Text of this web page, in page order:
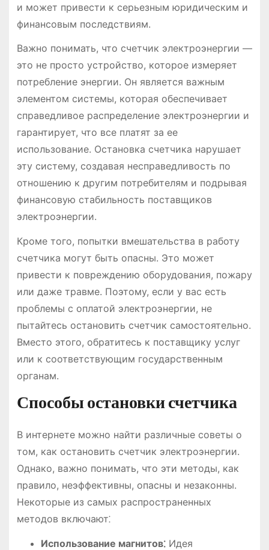
и может привести к серьезным юридическим и
финансовым последствиям.
Важно понимать, что счетчик электроэнергии ―
это не просто устройство, которое измеряет
потребление энергии. Он является важным
элементом системы, которая обеспечивает
справедливое распределение электроэнергии и
гарантирует, что все платят за ее
использование. Остановка счетчика нарушает
эту систему, создавая несправедливость по
отношению к другим потребителям и подрывая
финансовую стабильность поставщиков
электроэнергии.
Кроме того, попытки вмешательства в работу
счетчика могут быть опасны. Это может
привести к повреждению оборудования, пожару
или даже травме. Поэтому, если у вас есть
проблемы с оплатой электроэнергии, не
пытайтесь остановить счетчик самостоятельно.
Вместо этого, обратитесь к поставщику услуг
или к соответствующим государственным
органам.
Способы остановки счетчика
В интернете можно найти различные советы о
том, как остановить счетчик электроэнергии.
Однако, важно понимать, что эти методы, как
правило, неэффективны, опасны и незаконны.
Некоторые из самых распространенных
методов включают⁚
Использование магнитов⁚Идея